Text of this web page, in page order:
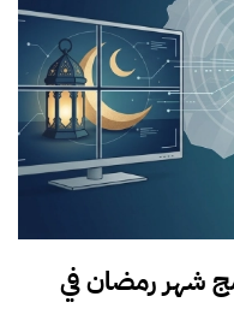
شهر رمضان في